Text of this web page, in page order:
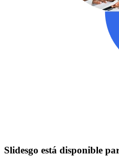
Slidesgo está disponible